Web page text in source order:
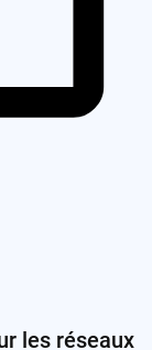
les réseaux